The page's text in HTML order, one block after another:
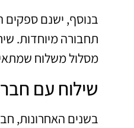
בנוסף, ישנם ספקים
תחבורה מיוחדות.
מסלול משלוח
שילוח עם
בשנים האחרונות,